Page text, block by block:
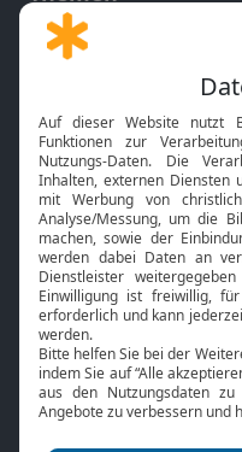
Gott und Bibel erklärt
Neuigkeiten
Bibel TV
Über uns
Jobs